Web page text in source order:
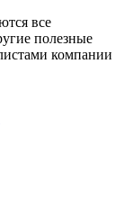
все
полезные
компании